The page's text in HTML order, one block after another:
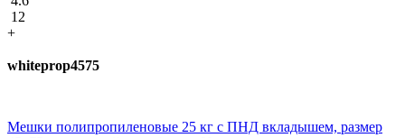
12
+
whiteprop4575
Мешки полипропиленовые 25 кг с ПНД вкладышем, размер